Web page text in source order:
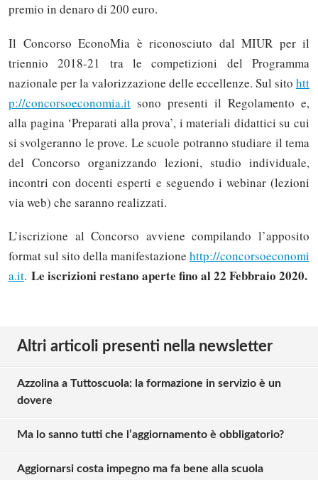
premio in denaro di 200 euro.
Il Concorso EconoMia è riconosciuto dal MIUR per il
triennio 2018-21 tra le competizioni del Programma
nazionale per la valorizzazione delle eccellenze. Sul sito htt
p://concorsoeconomia.it sono presenti il Regolamento e,
alla pagina ‘Preparati alla prova’, i materiali didattici su cui
si svolgeranno le prove. Le scuole potranno studiare il tema
del Concorso organizzando lezioni, studio individuale,
incontri con docenti esperti e seguendo i webinar (lezioni
via web) che saranno realizzati.
L’iscrizione al Concorso avviene compilando l’apposito
format sul sito della manifestazione http://concorsoeconomi
a.it. Le iscrizioni restano aperte fino al 22 Febbraio 2020.
Altri articoli presenti nella newsletter
Azzolina a Tuttoscuola: la formazione in servizio è un
dovere
Ma lo sanno tutti che l’aggiornamento è obbligatorio?
Aggiornarsi costa impegno ma fa bene alla scuola